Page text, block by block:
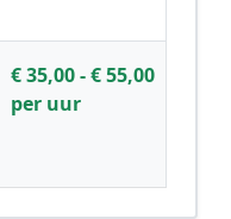
€ 35,00 - € 55,00
per uur